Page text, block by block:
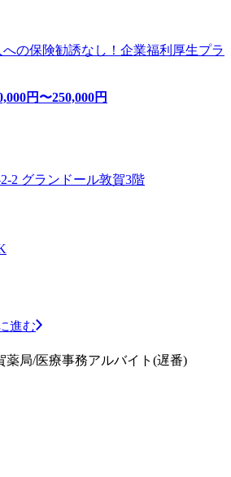
への保険勧誘なし！企業福利厚生プラ
円〜250,000円
2 グランドール敦賀3階
進む
薬局/医療事務アルバイト(遅番)